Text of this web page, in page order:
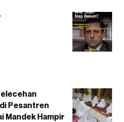
Pesantren
Mandek Hampir